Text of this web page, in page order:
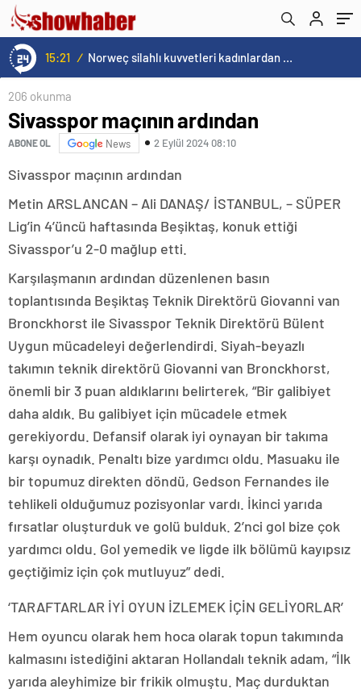
15:21 / Norweç silahlı kuvvetleri kadınlardan oluşan özel kuvvetler eğitimlerini başlattı.
206 okunma
Sivasspor maçının ardından
ABONE OL News 2 Eylül 2024 08:10
Sivasspor maçının ardından
Metin ARSLANCAN – Ali DANAŞ/ İSTANBUL, – SÜPER
Lig’in 4’üncü haftasında Beşiktaş, konuk ettiği
Sivasspor’u 2-0 mağlup etti.
Karşılaşmanın ardından düzenlenen basın
toplantısında Beşiktaş Teknik Direktörü Giovanni van
Bronckhorst ile Sivasspor Teknik Direktörü Bülent
Uygun mücadeleyi değerlendirdi. Siyah-beyazlı
takımın teknik direktörü Giovanni van Bronckhorst,
önemli bir 3 puan aldıklarını belirterek, “Bir galibiyet
daha aldık. Bu galibiyet için mücadele etmek
gerekiyordu. Defansif olarak iyi oynayan bir takıma
karşı oynadık. Penaltı bize yardımcı oldu. Masuaku ile
bir topumuz direkten döndü, Gedson Fernandes ile
tehlikeli olduğumuz pozisyonlar vardı. İkinci yarıda
fırsatlar oluşturduk ve golü bulduk. 2’nci gol bize çok
yardımcı oldu. Gol yemedik ve ligde ilk bölümü kayıpsız
geçtiğimiz için çok mutluyuz” dedi.
‘TARAFTARLAR İYİ OYUN İZLEMEK İÇİN GELİYORLAR’
Hem oyuncu olarak hem hoca olarak topun takımında
kalmasını istediğini aktaran Hollandalı teknik adam, “İlk
yarıda aleyhimize bir frikik olmuştu. Maç durduktan